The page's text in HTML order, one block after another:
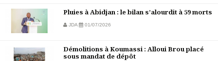
Pluies à Abidjan : le bilan s’alourdit à 59 morts
JDA 01/07/2026
Démolitions à Koumassi : Alloui Brou placé
sous mandat de dépôt